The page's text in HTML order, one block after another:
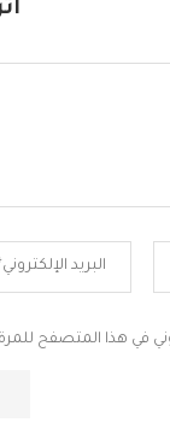
في هذا المتصفح